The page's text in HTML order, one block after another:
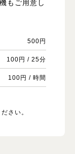
もご用意し
500円
100円 / 25分
100円 / 時間
さい。